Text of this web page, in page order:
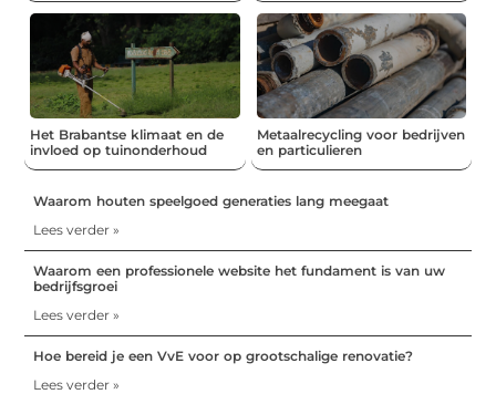
Het Brabantse klimaat en de
invloed op tuinonderhoud
Metaalrecycling voor bedrijven
en particulieren
Waarom houten speelgoed generaties lang meegaat
Lees verder »
Waarom een professionele website het fundament is van uw
bedrijfsgroei
Lees verder »
Hoe bereid je een VvE voor op grootschalige renovatie?
Lees verder »